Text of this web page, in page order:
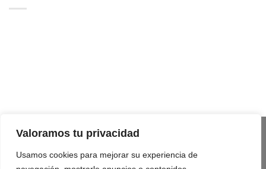
Valoramos tu privacidad
Usamos cookies para mejorar su experiencia de